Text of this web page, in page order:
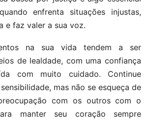
enfrenta situações injustas,
e faz valer a sua voz.
na sua vida tendem a ser
de lealdade, com uma confiança
com muito cuidado. Continue
mas não se esqueça de
com os outros com o
manter seu coração sempre